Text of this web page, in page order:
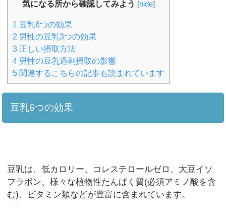
気になる所から確認してみよう [hide]
1 豆乳6つの効果
2 男性の豆乳3つの効果
3 正しい摂取方法
4 男性の豆乳過剰摂取の影響
5 関連するこちらの記事も読まれています
豆乳6つの効果
豆乳は、低カロリー、コレステロールゼロ、大豆イソ
フラボン、様々な植物性たんぱく質(必須アミノ酸を含
む)、ビタミン類などが豊富に含まれています。